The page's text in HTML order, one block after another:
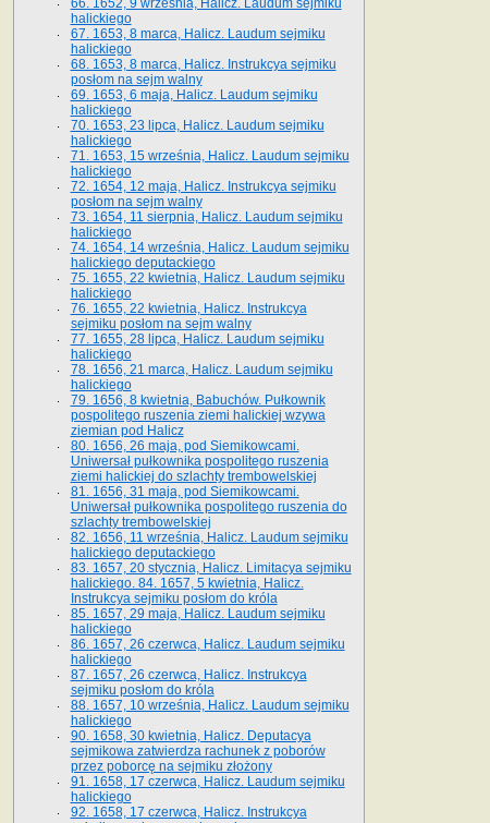
66. 1652, 9 września, Halicz. Laudum sejmiku
halickiego
67. 1653, 8 marca, Halicz. Laudum sejmiku
halickiego
68. 1653, 8 marca, Halicz. Instrukcya sejmiku
posłom na sejm walny
69. 1653, 6 maja, Halicz. Laudum sejmiku
halickiego
70. 1653, 23 lipca, Halicz. Laudum sejmiku
halickiego
71. 1653, 15 września, Halicz. Laudum sejmiku
halickiego
72. 1654, 12 maja, Halicz. Instrukcya sejmiku
posłom na sejm walny
73. 1654, 11 sierpnia, Halicz. Laudum sejmiku
halickiego
74. 1654, 14 września, Halicz. Laudum sejmiku
halickiego deputackiego
75. 1655, 22 kwietnia, Halicz. Laudum sejmiku
halickiego
76. 1655, 22 kwietnia, Halicz. Instrukcya
sejmiku posłom na sejm walny
77. 1655, 28 lipca, Halicz. Laudum sejmiku
halickiego
78. 1656, 21 marca, Halicz. Laudum sejmiku
halickiego
79. 1656, 8 kwietnia, Babuchów. Pułkownik
pospolitego ruszenia ziemi halickiej wzywa
ziemian pod Halicz
80. 1656, 26 maja, pod Siemikowcami.
Uniwersał pułkownika pospolitego ruszenia
ziemi halickiej do szlachty trembowelskiej
81. 1656, 31 maja, pod Siemikowcami.
Uniwersał pułkownika pospolitego ruszenia do
szlachty trembowelskiej
82. 1656, 11 września, Halicz. Laudum sejmiku
halickiego deputackiego
83. 1657, 20 stycznia, Halicz. Limitacya sejmiku
halickiego. 84. 1657, 5 kwietnia, Halicz.
Instrukcya sejmiku posłom do króla
85. 1657, 29 maja, Halicz. Laudum sejmiku
halickiego
86. 1657, 26 czerwca, Halicz. Laudum sejmiku
halickiego
87. 1657, 26 czerwca, Halicz. Instrukcya
sejmiku posłom do króla
88. 1657, 10 września, Halicz. Laudum sejmiku
halickiego
90. 1658, 30 kwietnia, Halicz. Deputacya
sejmikowa zatwierdza rachunek z poborów
przez poborcę na sejmiku złożony
91. 1658, 17 czerwca, Halicz. Laudum sejmiku
halickiego
92. 1658, 17 czerwca, Halicz. Instrukcya